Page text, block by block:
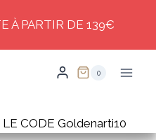
À PARTIR DE 139€
0
CODE Goldenarti10